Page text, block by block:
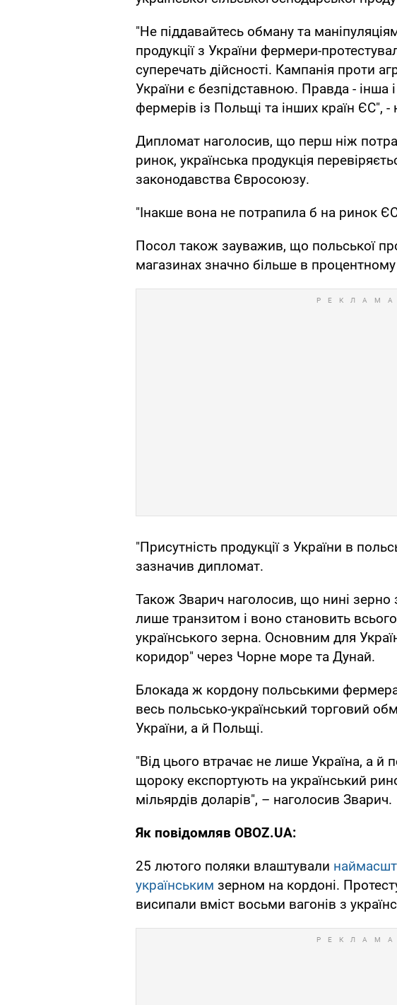
"Не піддавайтесь обману та
продукції з України фермери-
суперечать дійсності. Кампанія проти
України є безпідставною. Правда - інша
фермерів із Польщі та інших країн ЄС",
Дипломат наголосив, що перш ніж
ринок, українська продукція
законодавства Євросоюзу.
"Інакше вона не потрапила б на ринок
Посол також зауважив, що польської
магазинах значно більше в
"Присутність продукції з України в
зазначив дипломат.
Також Зварич наголосив, що нині зерно
лише транзитом і воно становить
українського зерна. Основним для
коридор" через Чорне море та Дунай.
Блокада ж кордону польськими
весь польсько-український торговий
України, а й Польщі.
"Від цього втрачає не лише Україна, а й
щороку експортують на український
мільярдів доларів", – наголосив Зварич.
Як повідомляв OBOZ.UA:
25 лютого поляки влаштували
українським зерном на кордоні.
висипали вміст восьми вагонів з